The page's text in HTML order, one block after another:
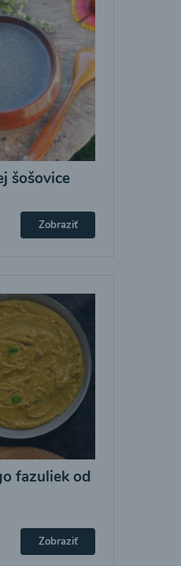
šošovice
Zobraziť
fazuliek od
Zobraziť